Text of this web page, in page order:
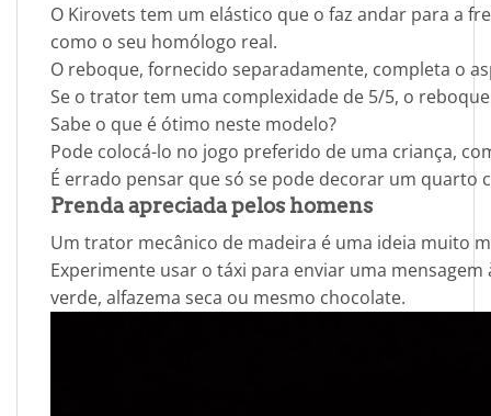
O Kirovets tem um elástico que o faz andar para a
como o seu homólogo real.
O reboque, fornecido separadamente, completa o
Se o trator tem uma complexidade de 5/5, o
Sabe o que é ótimo neste modelo?
Pode colocá-lo no jogo preferido de uma criança,
É errado pensar que só se pode decorar um quarto
Prenda apreciada pelos homens
Um trator mecânico de madeira é uma ideia muito
Experimente usar o táxi para enviar uma
verde, alfazema seca ou mesmo chocolate.